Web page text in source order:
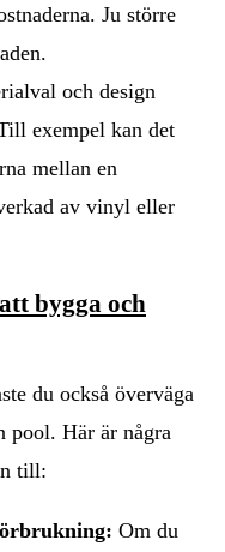
Ju större
och design
exempel kan det
mellan en
av vinyl eller
bygga och
du också överväga
pool. Här är några
till:
Om du